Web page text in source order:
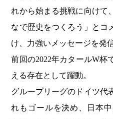
れから始まる挑戦に向けて
なで歴史をつくろう」とコ
け、力強いメッセージを発
前回の2022年カタールW杯
える存在として躍動。
グループリーグのドイツ代
れもゴールを決め、日本